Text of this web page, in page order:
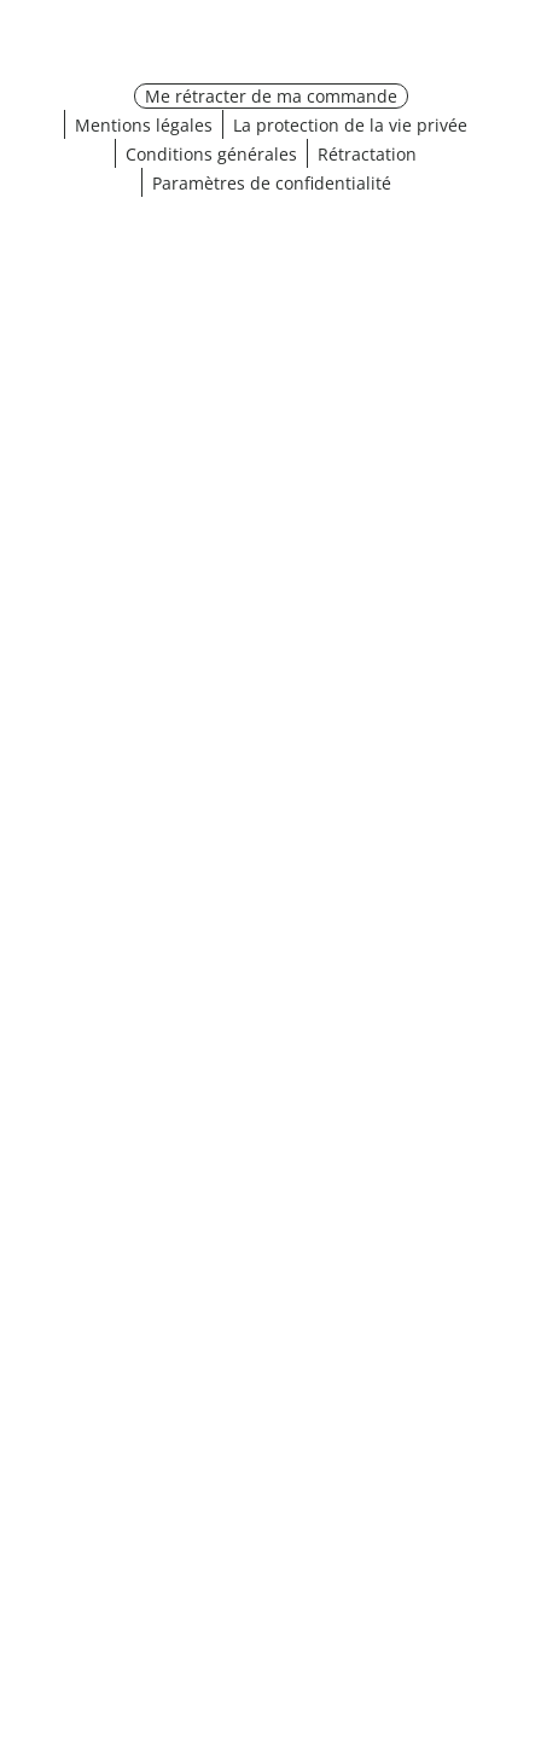
Me rétracter de ma commande
Mentions légales
La protection de la vie privée
Conditions générales
Rétractation
Paramètres de confidentialité